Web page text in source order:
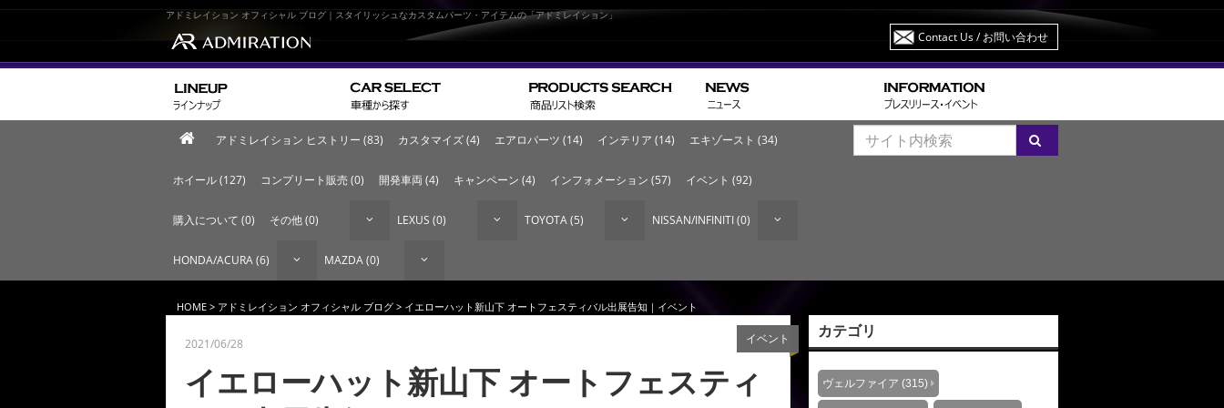
アドミレイション オフィシャル ブログ｜スタイリッシュなカスタムパーツ・アイテムの「アドミレイション」
Contact Us/ お問い合わせ
アドミレイション ヒストリー (83) カスタマイズ (4) エアロパーツ (14) インテリア (14) エキゾースト (34)
ホイール (127) コンプリート販売 (0) 開発車両 (4) キャンペーン (4) インフォメーション (57) イベント (92)
購入について (0) その他 (0) LEXUS (0) TOYOTA (5) NISSAN/INFINITI (0)
HONDA/ACURA (6) MAZDA (0)
HOME > アドミレイション オフィシャル ブログ > イエローハット新山下 オートフェスティバル出展告知｜イベント
イベント
2021/06/28
イエローハット新山下 オートフェスティ
カテゴリ
ヴェルファイア (315)